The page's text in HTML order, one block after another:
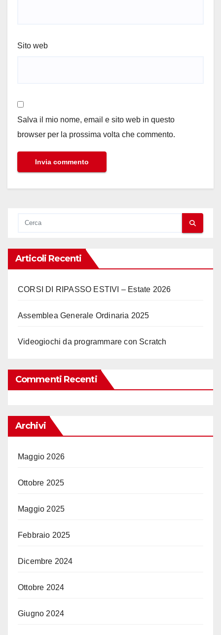
Sito web
Salva il mio nome, email e sito web in questo
browser per la prossima volta che commento.
Articoli Recenti
CORSI DI RIPASSO ESTIVI – Estate 2026
Assemblea Generale Ordinaria 2025
Videogiochi da programmare con Scratch
Commenti Recenti
Archivi
Maggio 2026
Ottobre 2025
Maggio 2025
Febbraio 2025
Dicembre 2024
Ottobre 2024
Giugno 2024